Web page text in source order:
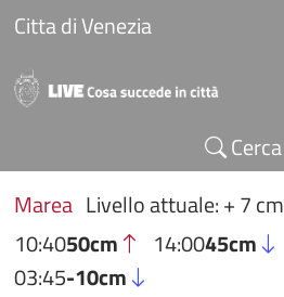
Salta al contenuto principale
Citta di Venezia
Cerca
Marea Livello attuale: + 7 cm
10:4050cm 14:0045cm
03:45-10cm